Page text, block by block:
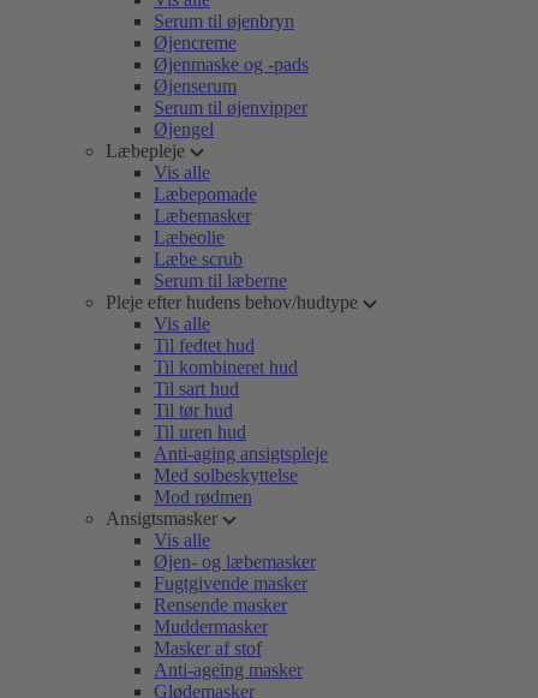
Serum til øjenbryn
Øjencreme
Øjenmaske og -pads
Øjenserum
Serum til øjenvipper
Øjengel
Læbepleje
Vis alle
Læbepomade
Læbemasker
Læbeolie
Læbe scrub
Serum til læberne
Pleje efter hudens behov/hudtype
Vis alle
Til fedtet hud
Til kombineret hud
Til sart hud
Til tør hud
Til uren hud
Anti-aging ansigtspleje
Med solbeskyttelse
Mod rødmen
Ansigtsmasker
Vis alle
Øjen- og læbemasker
Fugtgivende masker
Rensende masker
Muddermasker
Masker af stof
Anti-ageing masker
Glødemasker